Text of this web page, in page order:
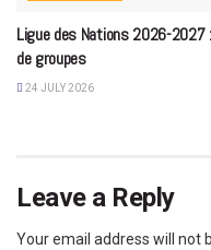
Ligue des Nations 2026-2027
de groupes
24 JULY 2026
Leave a Reply
Your email address will not